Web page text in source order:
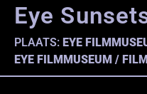
Eye
PLAATS: EYE
EYE FILMMUSEUM /